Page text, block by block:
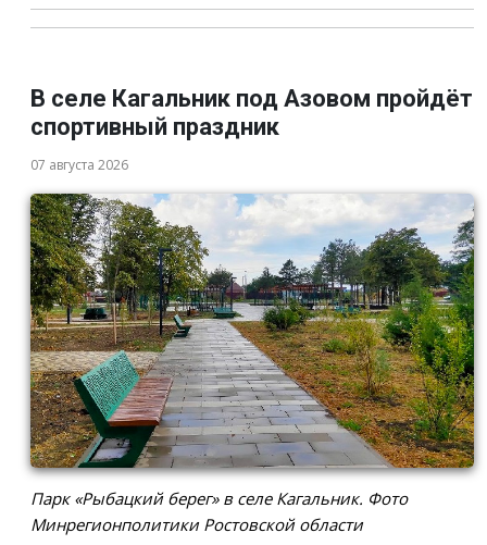
В селе Кагальник под Азовом пройдёт
спортивный праздник
07 августа 2026
Парк «Рыбацкий берег» в селе Кагальник. Фото
Минрегионполитики Ростовской области